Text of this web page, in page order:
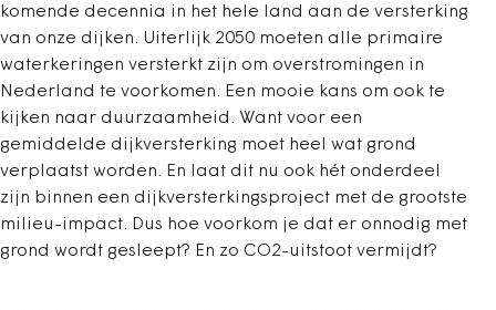
komende decennia in het hele land aan de versterking
van onze dijken. Uiterlijk 2050 moeten alle primaire
waterkeringen versterkt zijn om overstromingen in
Nederland te voorkomen. Een mooie kans om ook te
kijken naar duurzaamheid. Want voor een
gemiddelde dijkversterking moet heel wat grond
verplaatst worden. En laat dit nu ook hét onderdeel
zijn binnen een dijkversterkingsproject met de grootste
milieu-impact. Dus hoe voorkom je dat er onnodig met
grond wordt gesleept? En zo CO2-uitstoot vermijdt?